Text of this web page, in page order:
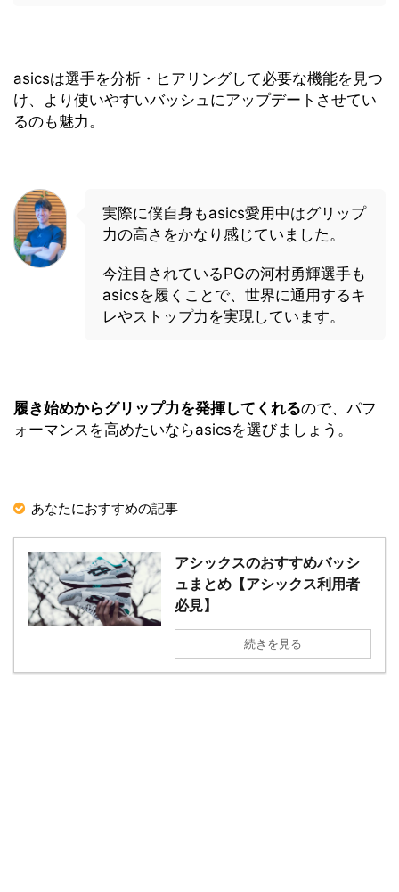
asicsは選手を分析・ヒアリングして必要な機能を見つ
け、より使いやすいバッシュにアップデートさせてい
るのも魅力。
実際に僕自身もasics愛用中はグリップ
力の高さをかなり感じていました。
今注目されているPGの河村勇輝選手も
asicsを履くことで、世界に通用するキ
レやストップ力を実現しています。
履き始めからグリップ力を発揮してくれるので、パフ
ォーマンスを高めたいならasicsを選びましょう。
あなたにおすすめの記事
アシックスのおすすめバッシ
ュまとめ【アシックス利用者
必見】
続きを見る